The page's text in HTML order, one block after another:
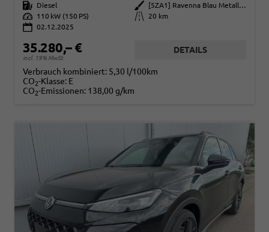
Kraftstoff
Diesel Außenfarbe
[5ZA1] Ravenna Blau Metallic / Dach Schwarz
Leistung
110 kW (150 PS) Kilometerstand
20 km
02.12.2025
35.280,– €
incl. 19% MwSt.
DETAILS
Verbrauch kombiniert: 5,30 l/100km
CO2-Klasse: E
CO2-Emissionen: 138,00 g/km